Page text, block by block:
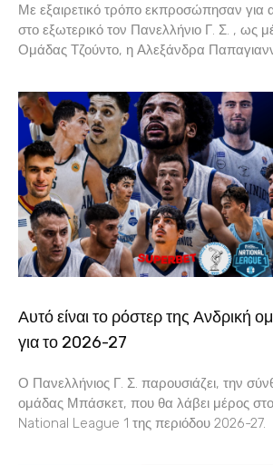
Με εξαιρετικό τρόπο εκπροσώπησαν για
στο εξωτερικό τον Πανελλήνιο Γ. Σ. , ως
Ομάδας Τζούντο, η Αλεξάνδρα
Αυτό είναι το ρόστερ της Ανδρική
για το 2026-27
Ο Πανελλήνιος Γ. Σ. παρουσιάζει, την
ομάδας Μπάσκετ, που θα λάβει μέρος
National League 1 της περιόδου 2026-27.